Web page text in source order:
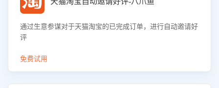
通过生意参谋对于天猫淘宝的已完成订单，进行自动邀请好
评
免费试用